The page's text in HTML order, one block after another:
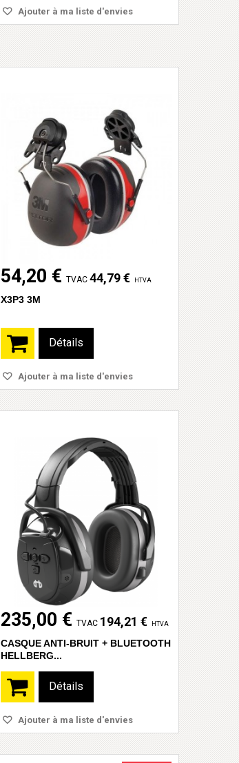
Ajouter à ma liste d'envies
54,20 € TVAC 44,79 € HTVA
X3P3 3M
Détails
Ajouter à ma liste d'envies
235,00 € TVAC 194,21 € HTVA
CASQUE ANTI-BRUIT + BLUETOOTH
HELLBERG...
Détails
Ajouter à ma liste d'envies